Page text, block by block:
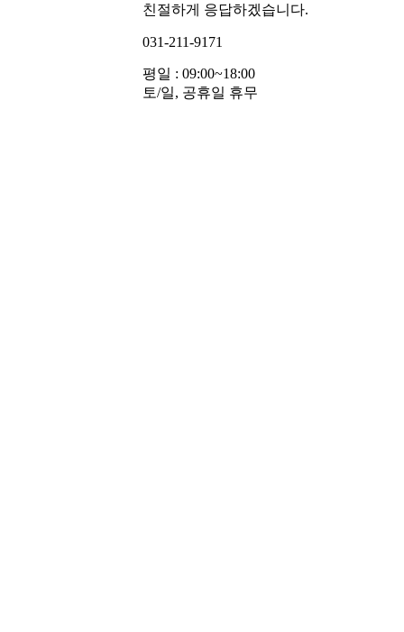
친절하게 응답하겠습니다.
031-211-9171
평일 : 09:00~18:00
토/일, 공휴일 휴무